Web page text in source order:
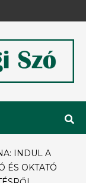
INDUL A
ÉS OKTATÓ